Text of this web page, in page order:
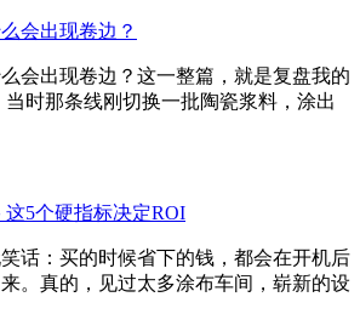
会出现卷边？
会出现卷边？这一整篇，就是复盘我的
时那条线刚切换一批陶瓷浆料，涂出
5个硬指标决定ROI
话：买的时候省下的钱，都会在开机后
。真的，见过太多涂布车间，崭新的设